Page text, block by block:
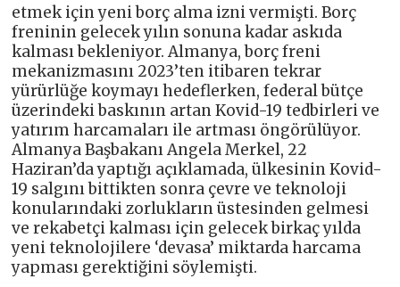
etmek için yeni borç alma izni vermişti. Borç
freninin gelecek yılın sonuna kadar askıda
kalması bekleniyor. Almanya, borç freni
mekanizmasını 2023’ten itibaren tekrar
yürürlüğe koymayı hedeflerken, federal bütçe
üzerindeki baskının artan Kovid-19 tedbirleri ve
yatırım harcamaları ile artması öngörülüyor.
Almanya Başbakanı Angela Merkel, 22
Haziran’da yaptığı açıklamada, ülkesinin Kovid-
19 salgını bittikten sonra çevre ve teknoloji
konularındaki zorlukların üstesinden gelmesi
ve rekabetçi kalması için gelecek birkaç yılda
yeni teknolojilere ‘devasa’ miktarda harcama
yapması gerektiğini söylemişti.